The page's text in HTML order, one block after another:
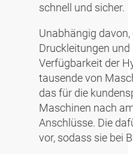
schnell und sicher.
Unabhängig
Druckleitungen und
Verfügbarkeit der
tausende von
das für die
Maschinen nach
Anschlüsse. Die
vor, sodass sie bei